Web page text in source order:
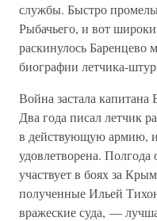
службы. Быстро
Рыбачьего, и вот
раскинулось Баренцево
биографии летчика-
Война застала
Два года писал летчик
в действующую армию,
удовлетворена.
участвует в боях за
полученные Ильей
вражеские суда, —